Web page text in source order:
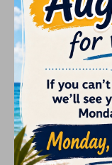
part#:
Part
part#:
Part